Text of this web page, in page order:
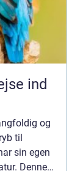
ind
og
til
sin egen
Denne